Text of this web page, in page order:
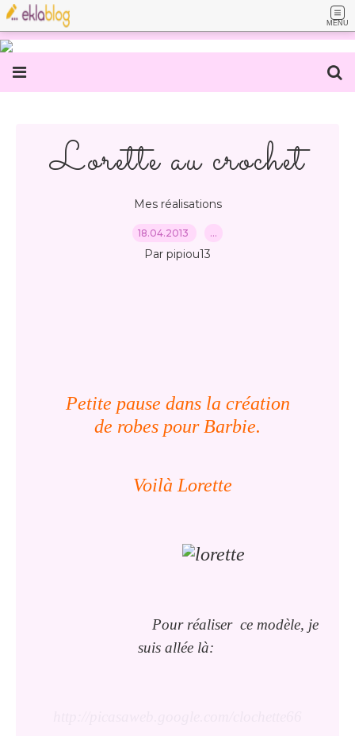
MENU
Lorette au crochet
Mes réalisations
18.04.2013 …
Par pipiou13
Petite pause dans la création
de robes pour Barbie.
Voilà Lorette
Pour réaliser ce modèle, je
suis allée là: